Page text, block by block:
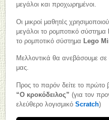
μεγάλοι και προχωρημένοι.
Οι μικροί μαθητές
μεγάλοι το ρομποτικό σύστημα
το ρομποτικό σύστημα Lego
Μελλοντικά θα ανεβάσουμε σε
μας.
Προς το παρόν δείτε το πρώτο
“Ο κροκόδειλος” (για τον
ελεύθερο λογισμικόScratch)